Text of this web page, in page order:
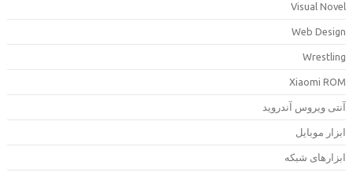
Visual
Web
Xiaomi
ویروس آندروید
موبایل
شبکه